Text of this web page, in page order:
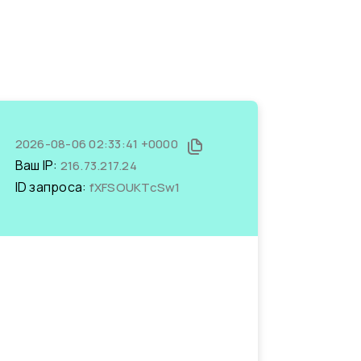
2026-08-06 02:33:41 +0000
Ваш IP: 216.73.217.24
ID запроса: fXFSOUKTcSw1